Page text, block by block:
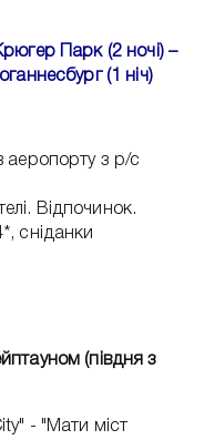
Парк (2 ночі) –
(1 ніч)
аеропорту з р/с
Відпочинок.
сніданки
(півдня з
- "Мати міст